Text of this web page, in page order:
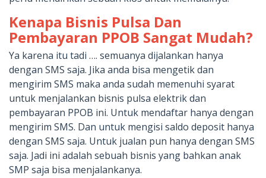
Kenapa Bisnis Pulsa Dan
Pembayaran PPOB Sangat Mudah?
Ya karena itu tadi …. semuanya dijalankan hanya
dengan SMS saja. Jika anda bisa mengetik dan
mengirim SMS maka anda sudah memenuhi syarat
untuk menjalankan bisnis pulsa elektrik dan
pembayaran PPOB ini. Untuk mendaftar hanya dengan
mengirim SMS. Dan untuk mengisi saldo deposit hanya
dengan SMS saja. Untuk jualan pun hanya dengan SMS
saja. Jadi ini adalah sebuah bisnis yang bahkan anak
SMP saja bisa menjalankanya.